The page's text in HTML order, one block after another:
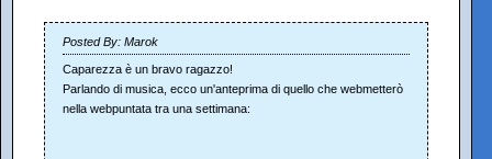
Posted By: Marok
Caparezza è un bravo ragazzo!
Parlando di musica, ecco un'anteprima di quello che webmetterò
nella webpuntata tra una settimana: